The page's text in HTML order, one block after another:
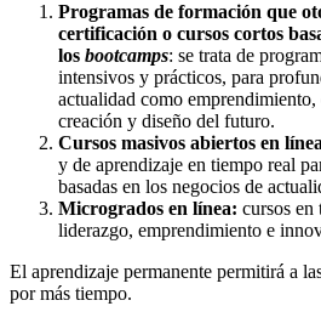
Programas de formación que
certificación o cursos cortos
los bootcamps: se trata de pr
intensivos y prácticos, para
actualidad como
creación y diseño del futuro.
Cursos masivos abiertos en
y de aprendizaje en tiempo real
basadas en los negocios de
Microgrados en línea: cursos en
liderazgo, emprendimiento e
El aprendizaje permanente permitirá a
por más tiempo.